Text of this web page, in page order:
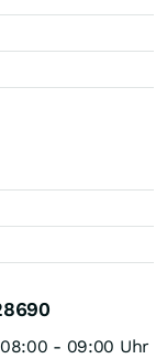
08:00 - 09:00 Uhr